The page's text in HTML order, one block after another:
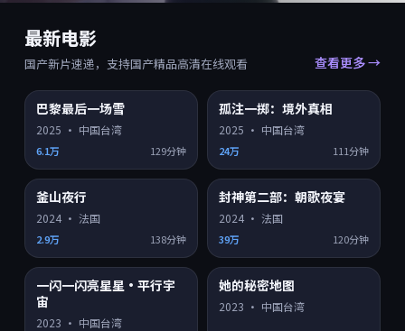
最新电影
国产新片速递，支持国产精品高清在线观看 查看更多 →
7.9
巴黎最后一场雪
2025 · 中国台湾
6.1万 129分钟
7.5
孤注一掷：境外真相
2025 · 中国台湾
24万 111分钟
7.4
釜山夜行
2024· 法国
2.9万 138分钟
7.0
封神第二部：朝歌夜宴
2024· 法国
39万 120分钟
8.8 4K超清
一闪一闪亮星星·平行宇
宙
2023 · 中国台湾
9.1
她的秘密地图
2023 · 中国台湾